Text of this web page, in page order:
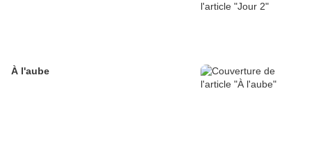
À l'aube